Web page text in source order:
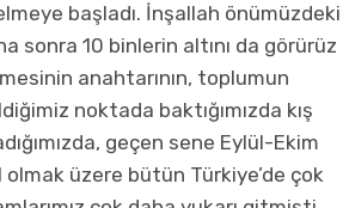
başladı. İnşallah önümüzdeki
sonra 10 binlerin altını da görürüz
anahtarının, toplumun
noktada baktığımızda kış
geçen sene Eylül-Ekim
olmak üzere bütün Türkiye’de çok